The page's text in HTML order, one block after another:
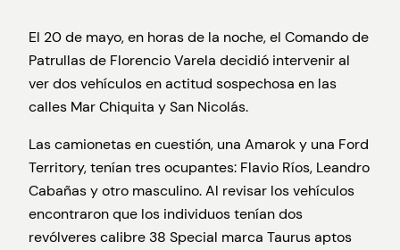
El 20 de mayo, en horas de la noche, el Comando de
Patrullas de Florencio Varela decidió intervenir al
ver dos vehículos en actitud sospechosa en las
calles Mar Chiquita y San Nicolás.
Las camionetas en cuestión, una Amarok y una Ford
Territory, tenían tres ocupantes: Flavio Ríos, Leandro
Cabañas y otro masculino. Al revisar los vehículos
encontraron que los individuos tenían dos
revólveres calibre 38 Special marca Taurus aptos